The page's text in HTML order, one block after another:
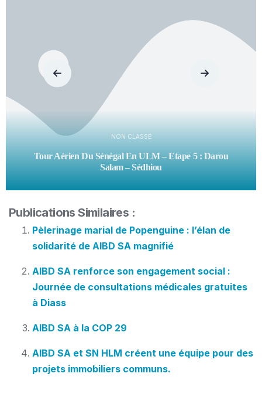
NON CLASSÉ
Tour Aérien Du Sénégal En ULM – Etape 5 : Darou
Salam – Sédhiou
Publications Similaires :
Pèlerinage marial de Popenguine : l’élan de
solidarité de AIBD SA magnifié
AIBD SA renforce son engagement social :
Journée de consultations médicales gratuites
à Diass
AIBD SA à la COP 29
AIBD SA et SN HLM créent une équipe pour des
projets immobiliers communs.